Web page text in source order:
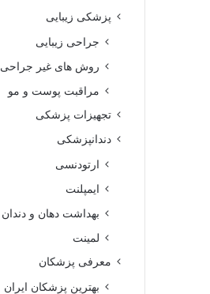
پزشکی زیبایی
جراحی زیبایی
روش های غیر جراحی
مراقبت پوست و مو
تجهیزات پزشکی
دندانپزشکی
ارتودنسی
ایمپلنت
بهداشت دهان و دندان
لمینت
معرفی پزشکان
بهترین پزشکان ایران